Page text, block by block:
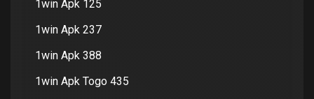
1win Apk 125
1win Apk 237
1win Apk 388
1win Apk Togo 435